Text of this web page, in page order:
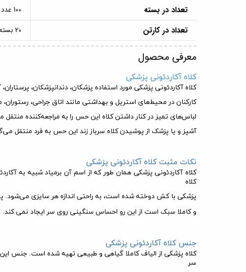
تعداد در بسته 100 عدد
تعداد در کارتن 20 بسته
معرفی محصول
کلاه آکاردئونی پزشکی
کلاه آکاردئونی پزشکی مورد استفاده پزشکان، دندانپزشکان،
کارکنان در محیط‌های استریل و بهداشتی مانند اتاق جراحی،
لباس‌های تمیز در کنار داشتن کلاه این حس را به مراجعه‌کننده
آشپز و یا پزشک از پوشیدن کلاه سرباز زند این حس به فرد منتقل
نکات مثبت کلاه آکاردئونی پزشکی
کلاه آکاردئونی پزشکی همان طور که از اسم آن برمیاد شبیه به
کلاه
پزشکی با کش دوخته شده است، به راحتی اندازه هر سایزی می‌شود.
و کاملا سبک است از این رو احساس سنگینی روی سر ایجاد نمی‌ کند.
جنس کلاه آکاردئونی پزشکی
کلاه پزشکی از الیاف کاملا گیاهی و طبیعی تهیه شده است. جنس
سر